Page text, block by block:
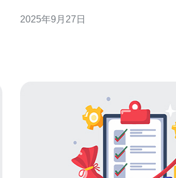
失，并提高销售额。 首先，清仓群通常是在社交媒体
2025年9月27日